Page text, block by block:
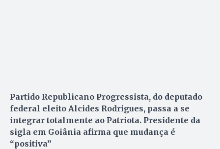
Partido Republicano Progressista, do deputado
federal eleito Alcides Rodrigues, passa a se
integrar totalmente ao Patriota. Presidente da
sigla em Goiânia afirma que mudança é
“positiva”